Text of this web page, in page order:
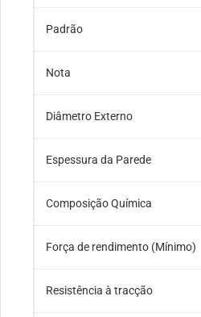
Padrão
Nota
Diâmetro Externo
Espessura da Parede
Composição Química
Força de rendimento (Mínimo)
Resistência à tracção